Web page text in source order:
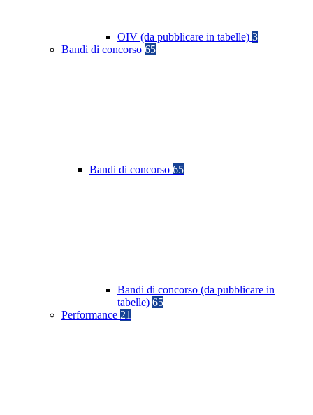
OIV (da pubblicare in tabelle) 3
Bandi di concorso 65
Bandi di concorso 65
Bandi di concorso (da pubblicare in
tabelle) 65
Performance 21